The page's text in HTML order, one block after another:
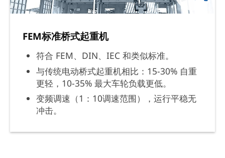
FEM标准桥式起重机
符合 FEM、DIN、IEC 和类似标准。
与传统电动桥式起重机相比：15-30% 自重
更轻，10-35% 最大车轮负载更低。
变频调速（1：10调速范围），运行平稳无
冲击。